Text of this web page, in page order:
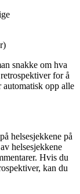
snakke om hva
for å
opp alle
helsesjekkene på
helsesjekkene
Hvis du
kan du